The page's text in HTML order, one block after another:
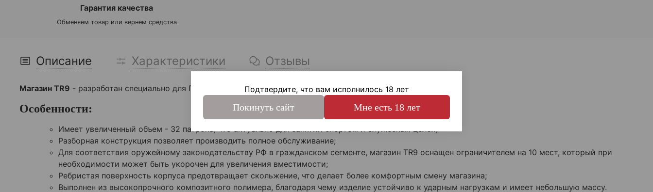
Гарантия качества
Обменяем товар или вернем средства
Описание Характеристики Отзывы
Магазин TR9 - разработан специально для ПП Витязь, Сайги-9 и аналогов.
Особенности:
Имеет увеличенный объем - 32 патрона, что актуально для занятий спортом и служебных целей;
Разборная конструкция позволяет производить полное обслуживание;
Для соответствия оружейному законодательству РФ в гражданском сегменте, магазин TR9 оснащен ограничителем на 10 мест, который при
необходимости может быть укорочен для увеличения вместимости;
Ребристая поверхность корпуса предотвращает скольжение, что делает более комфортным смену магазина;
Выполнен из высокопрочного композитного полимера, благодаря чему изделие устойчиво к ударным нагрузкам и имеет небольшую массу.
Подтвердите, что вам исполнилось 18 лет
Покинуть сайт Мне есть 18 лет